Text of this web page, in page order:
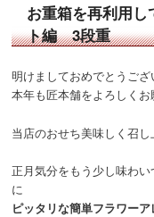
お重箱を再利用
ト編 3段重
明けましておめでとうござ
本年も匠本舗をよろしくお
当店のおせち美味しく召
正月気分をもう少し味わ
に
ピッタリな簡単フラワーア